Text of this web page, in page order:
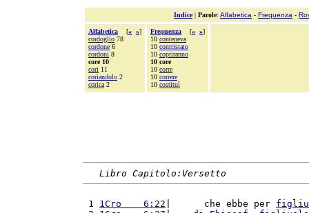
Indice| Parole: Alfabetica - Frequenza -
Alfabetica [« »]
cordoglio 78
cordone 6
cordoni 8
core 10
cori 11
coriandolo 2
corica 2
Frequenza [« »]
10 conteneva
10 contristato
10 copriranno
10 core
10 corre
10 correre
10 costituì
Libro Capitolo:Versetto
1 1Cro    6:22 |      che ebbe per